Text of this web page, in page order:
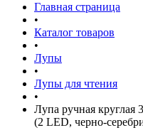
Главная страница
•
Каталог товаров
•
Лупы
•
Лупы для чтения
•
Лупа ручная круглая
(2 LED, черно-